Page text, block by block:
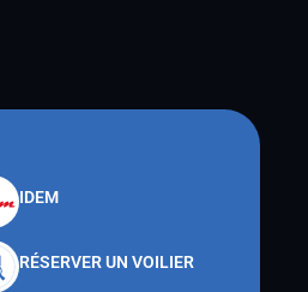
IDEM
RÉSERVER UN VOILIER